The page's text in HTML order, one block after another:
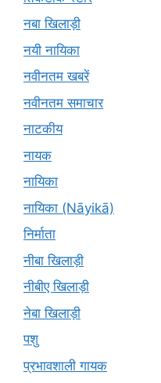
नबा खिलाड़ी
नयी नायिका
नवीनतम खबरें
नवीनतम समाचार
नाटकीय
नायक
नायिका
नायिका (Nāyikā)
निर्माता
नीबा खिलाड़ी
नीबीए खिलाड़ी
नेबा खिलाड़ी
पशु
प्रभावशाली गायक